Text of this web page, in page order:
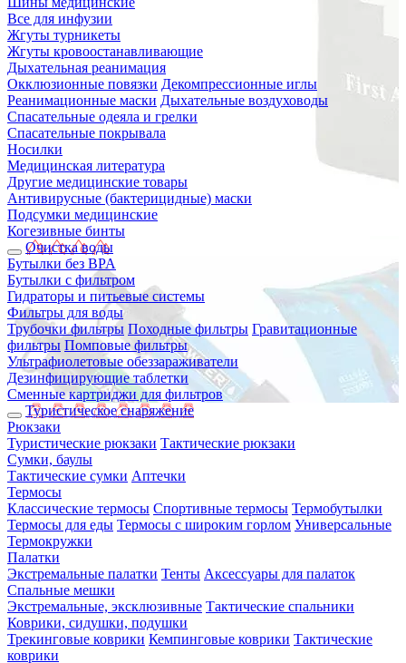
Все для инфузии
Жгуты турникеты
Жгуты кровоостанавливающие
Дыхательная реанимация
Окклюзионные повязки Декомпрессионные иглы
Реанимационные маски Дыхательные воздуховоды
Спасательные одеяла и грелки
Спасательные покрывала
Носилки
Медицинская литература
Другие медицинские товары
Антивирусные (бактерицидные) маски
Подсумки медицинские
Когезивные бинты
Очистка воды
Бутылки без BPA
Бутылки с фильтром
Гидраторы и питьевые системы
Фильтры для воды
Трубочки фильтры Походные фильтры Гравитационные
фильтры Помповые фильтры
Ультрафиолетовые обеззараживатели
Дезинфицирующие таблетки
Сменные картриджи для фильтров
Туристическое снаряжение
Рюкзаки
Туристические рюкзаки Тактические рюкзаки
Сумки, баулы
Тактические сумки Аптечки
Термосы
Классические термосы Спортивные термосы Термобутылки
Термосы для еды Термосы с широким горлом Универсальные
Термокружки
Палатки
Экстремальные палатки Тенты Аксессуары для палаток
Спальные мешки
Экстремальные, эксклюзивные Тактические спальники
Коврики, сидушки, подушки
Трекинговые коврики Кемпинговые коврики Тактические
коврики